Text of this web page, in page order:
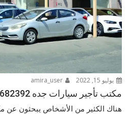
يوليو 15, 2022 amira_user
مكتب تأجير سيارات جده 0020540682392
هناك الكثير من الأشخاص يبحثون عن